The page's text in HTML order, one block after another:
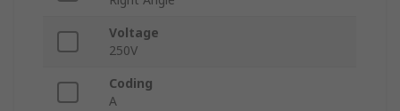
Voltage
250V
Coding
A